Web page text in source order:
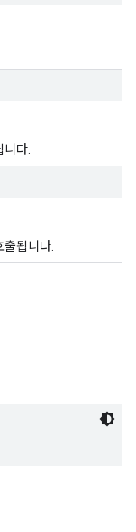
다.
됩니다.